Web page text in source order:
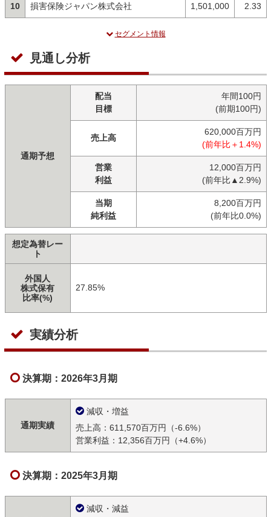
10 損害保険ジャパン株式会社 1,501,000 2.33
セグメント情報
見通し分析
通期予想
配当
目標
年間100円
(前期100円)
売上高
620,000百万円
(前年比＋1.4%)
営業
利益
12,000百万円
(前年比▲2.9%)
当期
純利益
8,200百万円
(前年比0.0%)
想定為替レー
ト
外国人
株式保有
比率(%)
27.85%
実績分析
決算期：2026年3月期
通期実績
減収・増益
売上高：611,570百万円（-6.6%）
営業利益：12,356百万円（+4.6%）
決算期：2025年3月期
減収・減益